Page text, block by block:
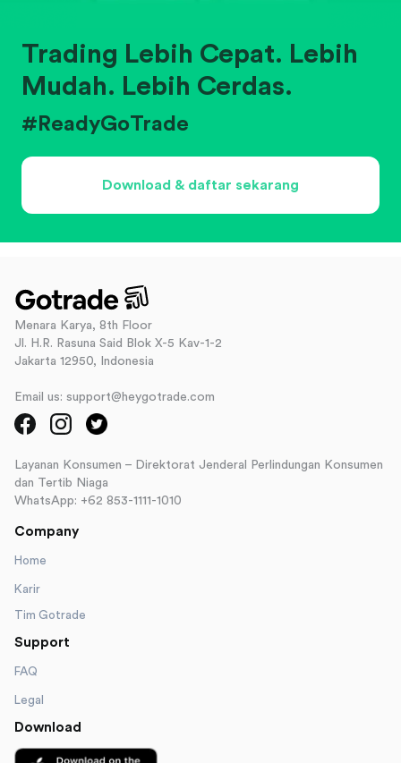
Trading Lebih Cepat. Lebih
Mudah. Lebih Cerdas.
#ReadyGoTrade
Download & daftar sekarang
Menara Karya, 8th Floor
Jl. H.R. Rasuna Said Blok X-5 Kav-1-2
Jakarta 12950, Indonesia
Email us: support@heygotrade.com
Layanan Konsumen – Direktorat Jenderal Perlindungan Konsumen
dan Tertib Niaga
WhatsApp: +62 853-1111-1010
Company
Home
Karir
Tim Gotrade
Support
FAQ
Legal
Download